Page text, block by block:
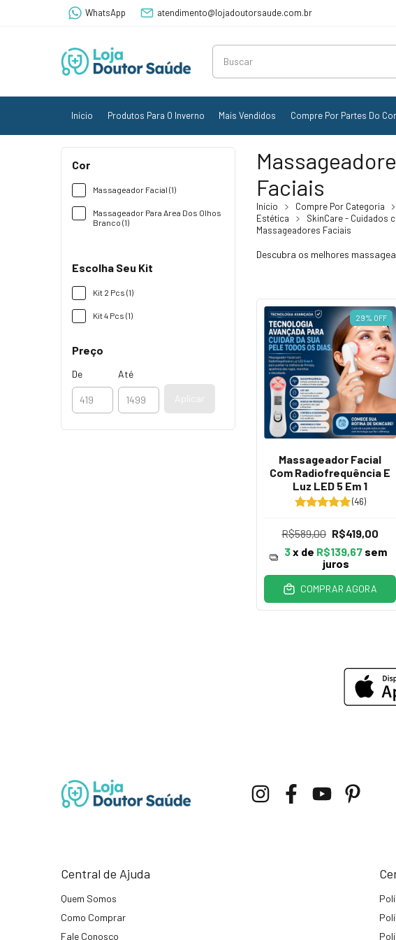
WhatsApp atendimento@lojadoutorsaude.com.br
Início Produtos Para O Inverno Mais Vendidos Compre Por Partes Do
Cor
Massageador Facial (1)
Massageador Para Area Dos Olhos
Branco (1)
Escolha Seu Kit
Kit 2 Pcs (1)
Kit 4 Pcs (1)
Preço
De Até
Aplicar
Faciais
Início Compre Por Categoria
Estética
SkinCare - Cuidados
Massageadores Faciais
Descubra os melhores
29% OFF
Massageador Facial
Com Radiofrequência E
Luz LED 5 Em 1
(46)
R$589,00 R$419,00
3x de R$139,67 sem
juros
COMPRAR AGORA
Central de Ajuda
Quem Somos
Como Comprar
Fale Conosco